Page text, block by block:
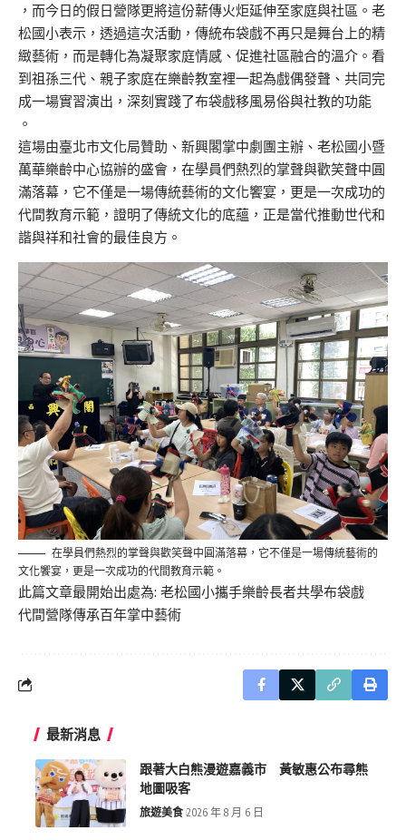
，而今日的假日營隊更將這份薪傳火炬延伸至家庭與社區。老
松國小表示，透過這次活動，傳統布袋戲不再只是舞台上的精
緻藝術，而是轉化為凝聚家庭情感、促進社區融合的溫介。看
到祖孫三代、親子家庭在樂齡教室裡一起為戲偶發聲、共同完
成一場實習演出，深刻實踐了布袋戲移風易俗與社教的功能
。
這場由臺北市文化局贊助、新興閣掌中劇團主辦、老松國小暨
萬華樂齡中心協辦的盛會，在學員們熱烈的掌聲與歡笑聲中圓
滿落幕，它不僅是一場傳統藝術的文化饗宴，更是一次成功的
代間教育示範，證明了傳統文化的底蘊，正是當代推動世代和
諧與祥和社會的最佳良方。
在學員們熱烈的掌聲與歡笑聲中圓滿落幕，它不僅是一場傳統藝術的
文化饗宴，更是一次成功的代間教育示範。
此篇文章最開始出處為: 老松國小攜手樂齡長者共學布袋戲
代間營隊傳承百年掌中藝術
最新消息
跟著大白熊漫遊嘉義市 黃敏惠公布尋熊
地圖吸客
旅遊美食 2026 年 8 月 6 日